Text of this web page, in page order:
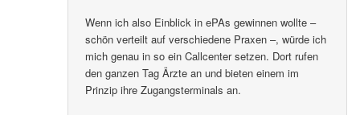
Wenn ich also Einblick in ePAs gewinnen wollte –
schön verteilt auf verschiedene Praxen –, würde ich
mich genau in so ein Callcenter setzen. Dort rufen
den ganzen Tag Ärzte an und bieten einem im
Prinzip ihre Zugangsterminals an.